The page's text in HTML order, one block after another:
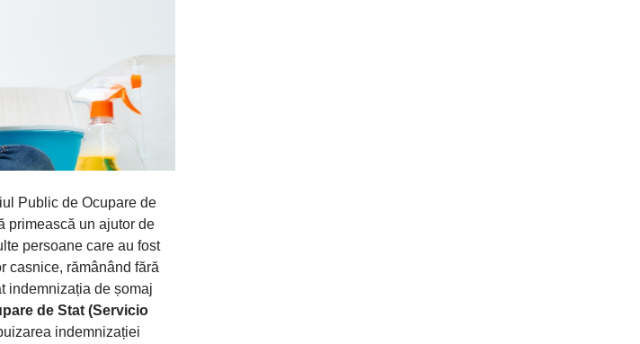
Public de Ocupare de
primească un ajutor de
persoane care au fost
casnice, rămânând fără
indemnizația de șomaj
de Stat (Servicio
indemnizației